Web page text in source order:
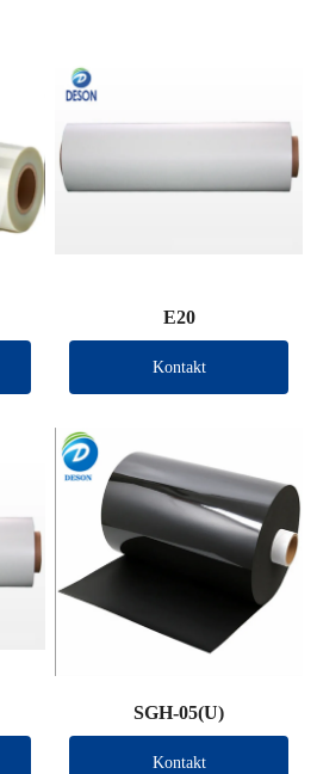
E20
Kontakt
SGH-05(U)
Kontakt